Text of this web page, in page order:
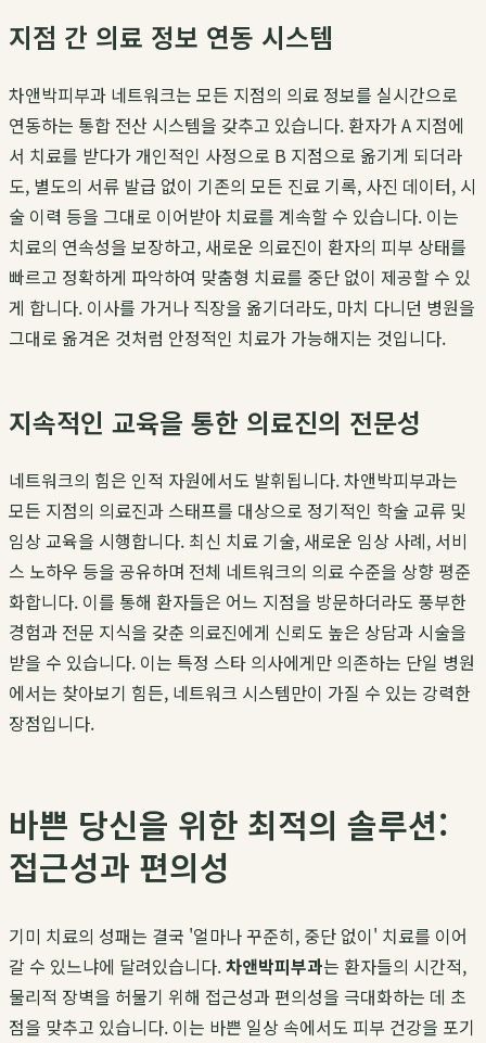
지점 간 의료 정보 연동 시스템
차앤박피부과 네트워크는 모든 지점의 의료 정보를 실시간으로
연동하는 통합 전산 시스템을 갖추고 있습니다. 환자가 A 지점에
서 치료를 받다가 개인적인 사정으로 B 지점으로 옮기게 되더라
도, 별도의 서류 발급 없이 기존의 모든 진료 기록, 사진 데이터, 시
술 이력 등을 그대로 이어받아 치료를 계속할 수 있습니다. 이는
치료의 연속성을 보장하고, 새로운 의료진이 환자의 피부 상태를
빠르고 정확하게 파악하여 맞춤형 치료를 중단 없이 제공할 수 있
게 합니다. 이사를 가거나 직장을 옮기더라도, 마치 다니던 병원을
그대로 옮겨온 것처럼 안정적인 치료가 가능해지는 것입니다.
지속적인 교육을 통한 의료진의 전문성
네트워크의 힘은 인적 자원에서도 발휘됩니다. 차앤박피부과는
모든 지점의 의료진과 스태프를 대상으로 정기적인 학술 교류 및
임상 교육을 시행합니다. 최신 치료 기술, 새로운 임상 사례, 서비
스 노하우 등을 공유하며 전체 네트워크의 의료 수준을 상향 평준
화합니다. 이를 통해 환자들은 어느 지점을 방문하더라도 풍부한
경험과 전문 지식을 갖춘 의료진에게 신뢰도 높은 상담과 시술을
받을 수 있습니다. 이는 특정 스타 의사에게만 의존하는 단일 병원
에서는 찾아보기 힘든, 네트워크 시스템만이 가질 수 있는 강력한
장점입니다.
바쁜 당신을 위한 최적의 솔루션:
접근성과 편의성
기미 치료의 성패는 결국 '얼마나 꾸준히, 중단 없이' 치료를 이어
갈 수 있느냐에 달려있습니다.차앤박피부과는 환자들의 시간적,
물리적 장벽을 허물기 위해 접근성과 편의성을 극대화하는 데 초
점을 맞추고 있습니다. 이는 바쁜 일상 속에서도 피부 건강을 포기